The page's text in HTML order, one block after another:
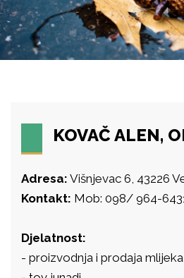
KOVAČ ALEN,
Adresa: Višnjevac 6, 43226
Kontakt: Mob: 098/ 964-
Djelatnost:
- proizvodnja i prodaja mlijeka